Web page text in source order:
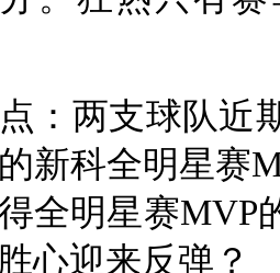
两支球队近
新科全明星赛
全明星赛MVP
心迎来反弹？